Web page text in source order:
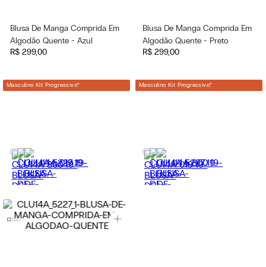
Blusa De Manga Comprida Em
Algodão Quente - Azul
R$ 299,00
Masculino Kit Progressivo*
Blusa De Manga Comprida Em
Algodão Quente - Preto
R$ 299,00
Masculino Kit Progressivo*